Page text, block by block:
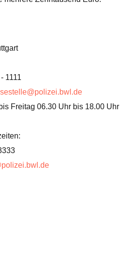
1111
Freitag 06.30 Uhr bis 18.00 Uhr